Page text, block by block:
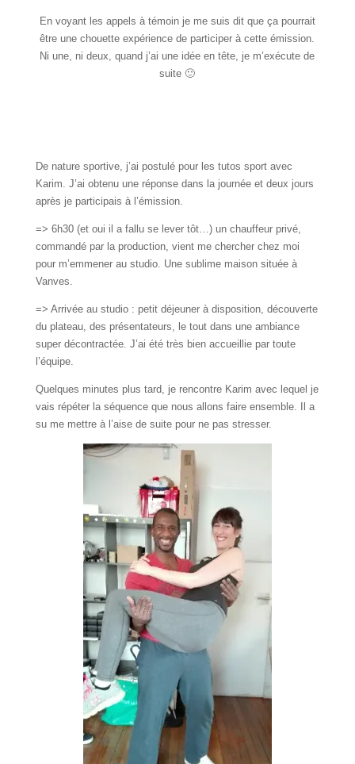
En voyant les appels à témoin je me suis dit que ça pourrait
être une chouette expérience de participer à cette émission.
Ni une, ni deux, quand j’ai une idée en tête, je m’exécute de
suite 🙂
De nature sportive, j’ai postulé pour les tutos sport avec
Karim. J’ai obtenu une réponse dans la journée et deux jours
après je participais à l’émission.
=> 6h30 (et oui il a fallu se lever tôt…) un chauffeur privé,
commandé par la production, vient me chercher chez moi
pour m’emmener au studio. Une sublime maison située à
Vanves.
=> Arrivée au studio : petit déjeuner à disposition, découverte
du plateau, des présentateurs, le tout dans une ambiance
super décontractée. J’ai été très bien accueillie par toute
l’équipe.
Quelques minutes plus tard, je rencontre Karim avec lequel je
vais répéter la séquence que nous allons faire ensemble. Il a
su me mettre à l’aise de suite pour ne pas stresser.